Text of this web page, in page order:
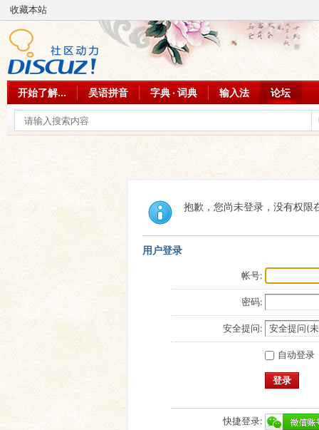
收藏本站
开始了解... 吴语拼音 字典 · 词典 输入法 论坛
抱歉，您尚未登录，没有权限
用户登录
帐号:
密码:
安全提问:
自动登录
登录
快捷登录: